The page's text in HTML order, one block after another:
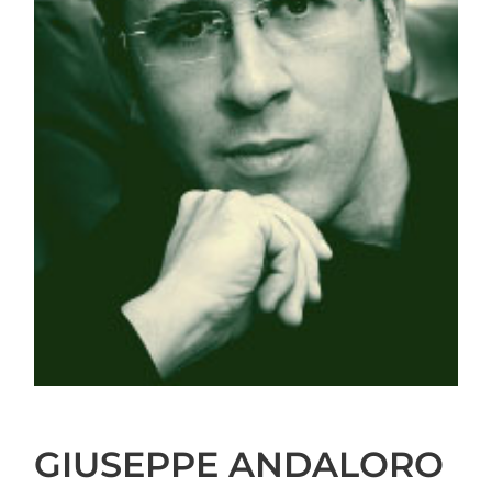
GIUSEPPE ANDALORO